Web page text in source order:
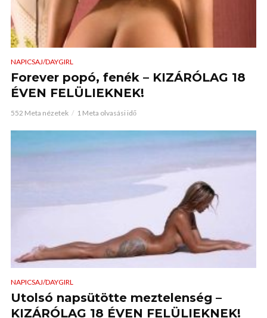
NAPICSAJ/DAYGIRL
Forever popó, fenék – KIZÁRÓLAG 18
ÉVEN FELÜLIEKNEK!
552 Meta nézetek 1 Meta olvasási idő
NAPICSAJ/DAYGIRL
Utolsó napsütötte meztelenség –
KIZÁRÓLAG 18 ÉVEN FELÜLIEKNEK!